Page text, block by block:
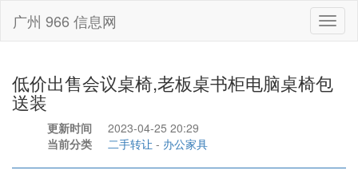
广州 966 信息网
低价出售会议桌椅,老板桌书柜电脑桌椅包
送装
更新时间
2023-04-25 20:29
当前分类
二手转让 - 办公家具